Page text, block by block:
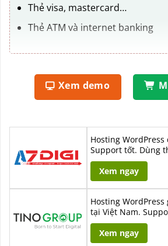
Thẻ visa, mastercard…
Thẻ ATM và internet banking
Xem demo
Hosting
Support tốt. Dùng
Xem ngay
Hosting
tại Việt Nam.
Xem ngay